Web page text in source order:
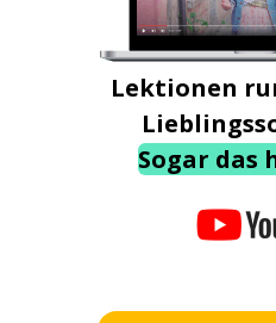
Lektionen
Sogar das